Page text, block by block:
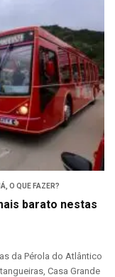
O QUE FAZER?
barato nestas
da Pérola do Atlântico
Casa Grande